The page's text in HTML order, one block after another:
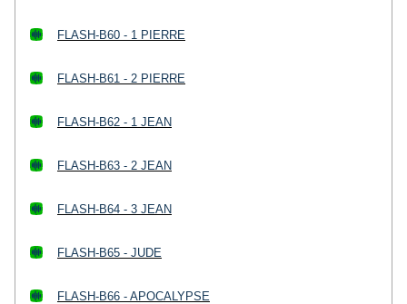
FLASH-B60 - 1 PIERRE
FLASH-B61 - 2 PIERRE
FLASH-B62 - 1 JEAN
FLASH-B63 - 2 JEAN
FLASH-B64 - 3 JEAN
FLASH-B65 - JUDE
FLASH-B66 - APOCALYPSE